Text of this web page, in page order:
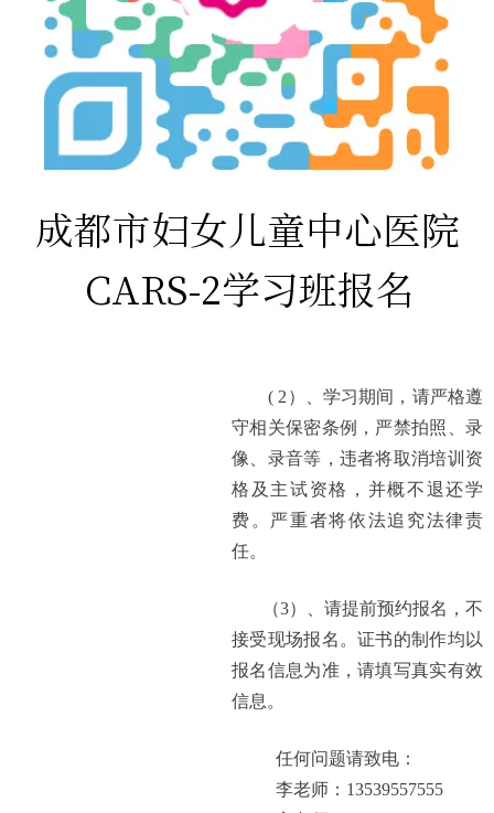
( 2）
、学习期间，请严格遵
守相关保密条例，严禁拍照、录
像、录音等，违者将取消培训资
格及主试资格，并概不退还学
费。严重者将依法追究法律责
任。
（3）
、请提前预约报名，不
接受现场报名。证书的制作均以
报名信息为准，请填写真实有效
信息。
任何问题请致电：
李老师：13539557555